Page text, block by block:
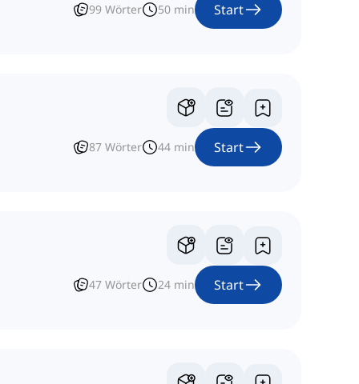
99 Wörter 50 min Start
87 Wörter 44 min Start
47 Wörter 24 min Start